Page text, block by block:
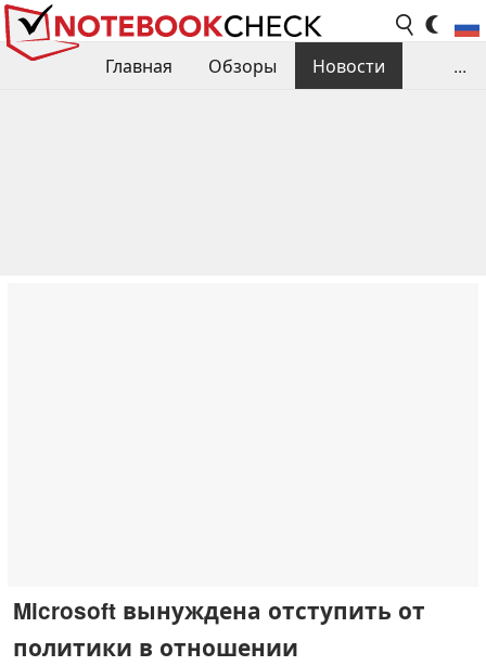
Главная Обзоры
Новости
...
Microsoft вынуждена отступить от
политики в отношении